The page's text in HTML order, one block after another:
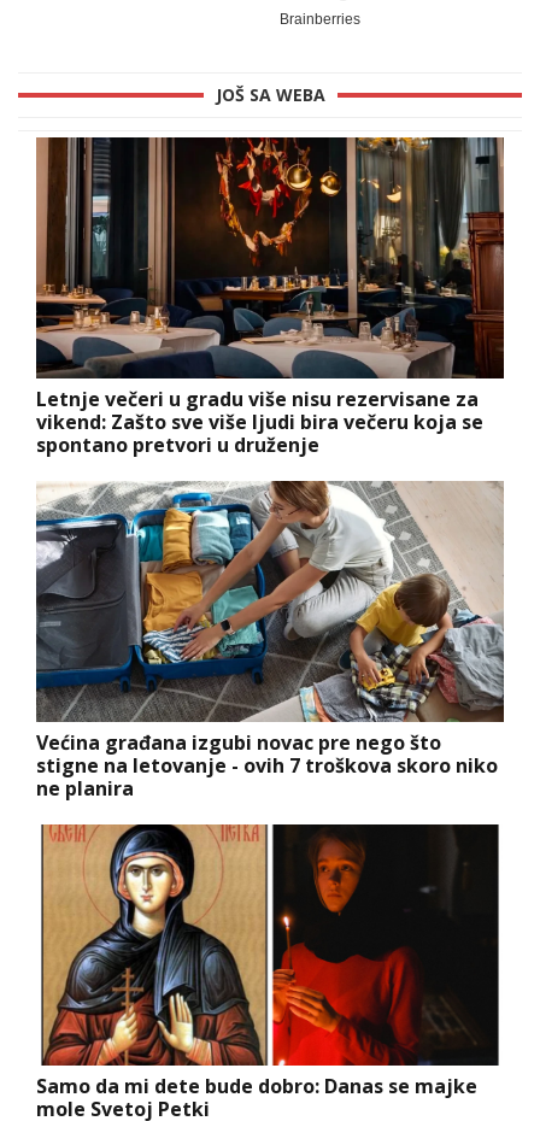
JOŠ SA WEBA
Letnje večeri u gradu više nisu rezervisane za
vikend: Zašto sve više ljudi bira večeru koja se
spontano pretvori u druženje
Većina građana izgubi novac pre nego što
stigne na letovanje - ovih 7 troškova skoro niko
ne planira
Samo da mi dete bude dobro: Danas se majke
mole Svetoj Petki